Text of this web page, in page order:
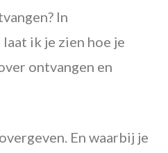
In
ik je zien hoe je
ontvangen en
En waarbij je